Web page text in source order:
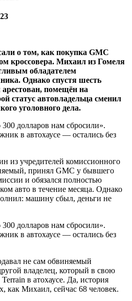
о том, как покупка GMC
кроссовера. Михаил из Гомеля
обладателем
Однако спустя шесть
помещён на
статус автовладельца сменил
уголовного дела.
из учредителей комиссионного
принял GMC у бывшего
и обязался полностью
авто в течение месяца. Однако
машину сбыл, деньги не
не сам обвиняемый
владелец, который в свою
в атохаусе. Да, история
как Михаил, сейчас 68 человек.